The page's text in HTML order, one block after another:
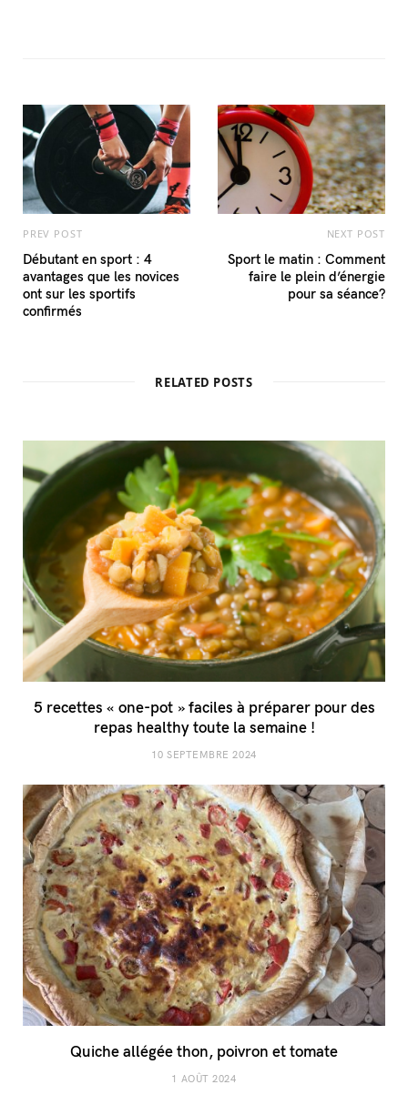
PREV POST
Débutant en sport : 4
avantages que les novices
ont sur les sportifs
confirmés
NEXT POST
Sport le matin : Comment
faire le plein d’énergie
pour sa séance?
RELATED POSTS
5 recettes « one-pot » faciles à préparer pour des
repas healthy toute la semaine !
10 SEPTEMBRE 2024
Quiche allégée thon, poivron et tomate
1 AOÛT 2024